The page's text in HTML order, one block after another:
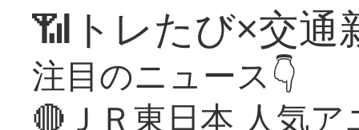
📶トレたび×交通
注目のニュース👇
🔴ＪＲ東日本 人気